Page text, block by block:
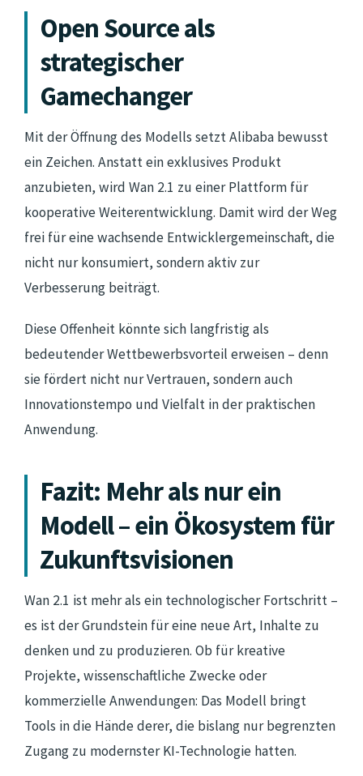
Open Source als
strategischer
Gamechanger
Mit der Öffnung des Modells setzt Alibaba bewusst
ein Zeichen. Anstatt ein exklusives Produkt
anzubieten, wird Wan 2.1 zu einer Plattform für
kooperative Weiterentwicklung. Damit wird der Weg
frei für eine wachsende Entwicklergemeinschaft, die
nicht nur konsumiert, sondern aktiv zur
Verbesserung beiträgt.
Diese Offenheit könnte sich langfristig als
bedeutender Wettbewerbsvorteil erweisen – denn
sie fördert nicht nur Vertrauen, sondern auch
Innovationstempo und Vielfalt in der praktischen
Anwendung.
Fazit: Mehr als nur ein
Modell – ein Ökosystem für
Zukunftsvisionen
Wan 2.1 ist mehr als ein technologischer Fortschritt –
es ist der Grundstein für eine neue Art, Inhalte zu
denken und zu produzieren. Ob für kreative
Projekte, wissenschaftliche Zwecke oder
kommerzielle Anwendungen: Das Modell bringt
Tools in die Hände derer, die bislang nur begrenzten
Zugang zu modernster KI-Technologie hatten.